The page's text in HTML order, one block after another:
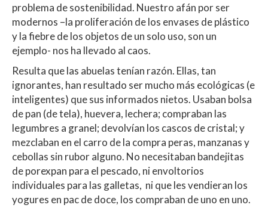
problema de sostenibilidad. Nuestro afán por ser
modernos –la proliferación de los envases de plástico
y la fiebre de los objetos de un solo uso, son un
ejemplo- nos ha llevado al caos.
Resulta que las abuelas tenían razón. Ellas, tan
ignorantes, han resultado ser mucho más ecológicas (e
inteligentes) que sus informados nietos. Usaban bolsa
de pan (de tela), huevera, lechera; compraban las
legumbres a granel; devolvían los cascos de cristal; y
mezclaban en el carro de la compra peras, manzanas y
cebollas sin rubor alguno. No necesitaban bandejitas
de porexpan para el pescado, ni envoltorios
individuales para las galletas, ni que les vendieran los
yogures en pac de doce, los compraban de uno en uno.